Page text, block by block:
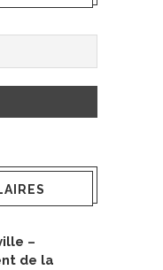
–
de la